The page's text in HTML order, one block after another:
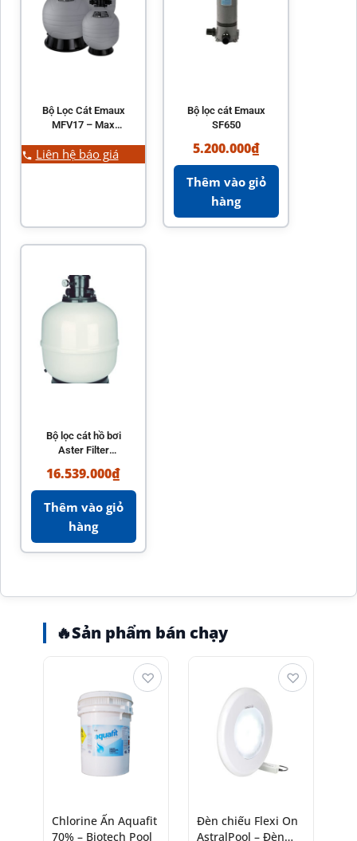
Bộ Lọc Cát Emaux
MFV17 – Max
Mount Sand Filter
Liên hệ báo giá
Bộ lọc cát Emaux
SF650
5.200.000₫
Thêm vào giỏ
hàng
Bộ lọc cát hồ bơi
Aster Filter
khẩu chính hãng
16.539.000₫
Thêm vào giỏ
hàng
🔥Sản phẩm bán chạy
Chlorine Ấn Aquafit
70% – Biotech Pool
♡
Đèn chiếu Flexi On
AstralPool – Đèn
♡